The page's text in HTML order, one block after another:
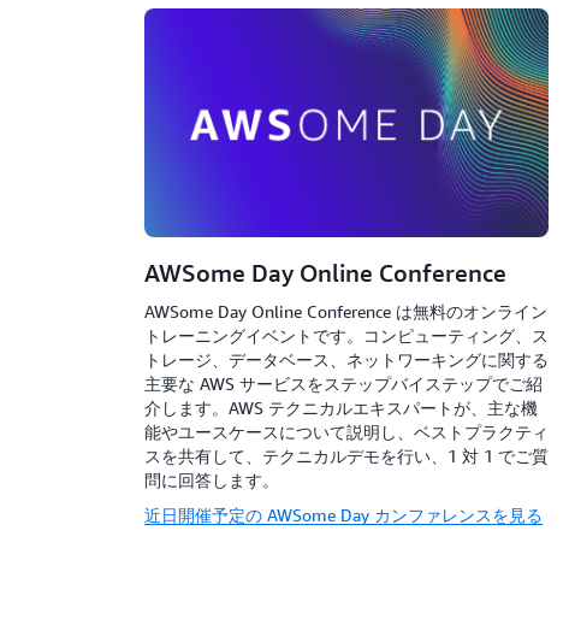
AWSome Day Online Conference
AWSome Day Online Conference は無料のオンライン
トレーニングイベントです。コンピューティング、ス
トレージ、データベース、ネットワーキングに関する
主要な AWS サービスをステップバイステップでご紹
介します。AWS テクニカルエキスパートが、主な機
能やユースケースについて説明し、ベストプラクティ
スを共有して、テクニカルデモを行い、1 対 1 でご質
問に回答します。
近日開催予定の AWSome Day カンファレンスを見る